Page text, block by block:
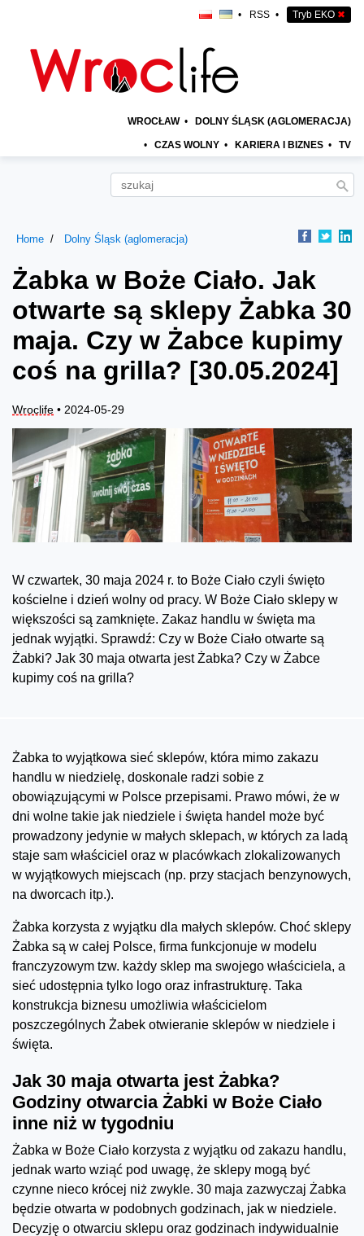
• RSS • Tryb EKO ✖
WROCŁAW • DOLNY ŚLĄSK (AGLOMERACJA)
• CZAS WOLNY • KARIERA I BIZNES • TV
Home Dolny Śląsk (aglomeracja)
Żabka w Boże Ciało. Jak
otwarte są sklepy Żabka 30
maja. Czy w Żabce kupimy
coś na grilla? [30.05.2024]
Wroclife • 2024-05-29
W czwartek, 30 maja 2024 r. to Boże Ciało czyli święto
kościelne i dzień wolny od pracy. W Boże Ciało sklepy w
większości są zamknięte. Zakaz handlu w święta ma
jednak wyjątki. Sprawdź: Czy w Boże Ciało otwarte są
Żabki? Jak 30 maja otwarta jest Żabka? Czy w Żabce
kupimy coś na grilla?
Żabka to wyjątkowa sieć sklepów, która mimo zakazu
handlu w niedzielę, doskonale radzi sobie z
obowiązującymi w Polsce przepisami. Prawo mówi, że w
dni wolne takie jak niedziele i święta handel może być
prowadzony jedynie w małych sklepach, w których za ladą
staje sam właściciel oraz w placówkach zlokalizowanych
w wyjątkowych miejscach (np. przy stacjach benzynowych,
na dworcach itp.).
Żabka korzysta z wyjątku dla małych sklepów. Choć sklepy
Żabka są w całej Polsce, firma funkcjonuje w modelu
franczyzowym tzw. każdy sklep ma swojego właściciela, a
sieć udostępnia tylko logo oraz infrastrukturę. Taka
konstrukcja biznesu umożliwia właścicielom
poszczególnych Żabek otwieranie sklepów w niedziele i
święta.
Jak 30 maja otwarta jest Żabka?
Godziny otwarcia Żabki w Boże Ciało
inne niż w tygodniu
Żabka w Boże Ciało korzysta z wyjątku od zakazu handlu,
jednak warto wziąć pod uwagę, że sklepy mogą być
czynne nieco krócej niż zwykle. 30 maja zazwyczaj Żabka
będzie otwarta w podobnych godzinach, jak w niedziele.
Decyzję o otwarciu sklepu oraz godzinach indywidualnie